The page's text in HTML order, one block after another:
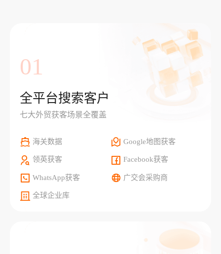
01
全平台搜索客户
七大外贸获客场景全覆盖
海关数据 Google地图获客
领英获客 Facebook获客
WhatsApp获客 广交会采购商
全球企业库